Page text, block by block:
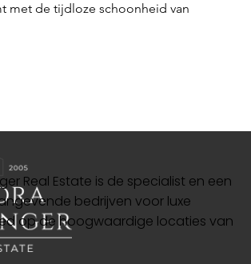
met de tijdloze schoonheid van
Real Estate is de specialist en een
bedrijven voor luxe
op de hoogwaardige locaties van